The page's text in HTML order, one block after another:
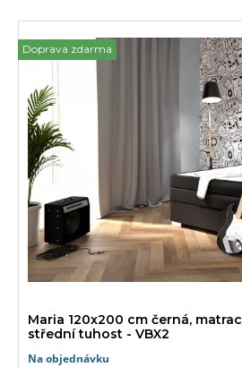
Doprava zdarma
Maria 120x200 cm černá,
střední tuhost - VBX2
Na objednávku